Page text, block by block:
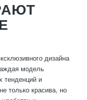
дизайна
модель
тенденций и
только красива, но